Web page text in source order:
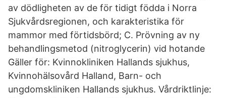
av dödligheten av de för tidigt födda i Norra
Sjukvårdsregionen, och karakteristika för
mammor med förtidsbörd; C. Prövning av ny
behandlingsmetod (nitroglycerin) vid hotande
Gäller för: Kvinnokliniken Hallands sjukhus,
Kvinnohälsovård Halland, Barn- och
ungdomskliniken Hallands sjukhus. Vårdriktlinje: